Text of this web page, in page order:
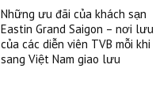
Những ưu đãi của khách sạn
Eastin Grand Saigon – nơi
của các diễn viên TVB mỗi khi
sang Việt Nam giao lưu